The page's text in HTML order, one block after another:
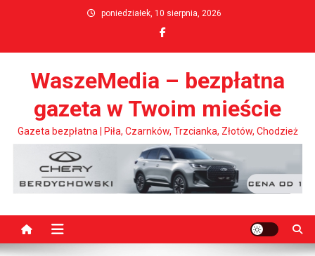
poniedziałek, 10 sierpnia, 2026
WaszeMedia – bezpłatna
gazeta w Twoim mieście
Gazeta bezpłatna | Piła, Czarnków, Trzcianka, Złotów, Chodzież